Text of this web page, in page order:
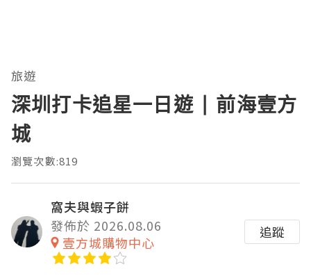
旅遊
深圳打卡追星一日遊 | 前海壹方
城
瀏覽次數:819
窩夫與蝦子餅
發佈於 2026.08.06
壹方城購物中心
追蹤